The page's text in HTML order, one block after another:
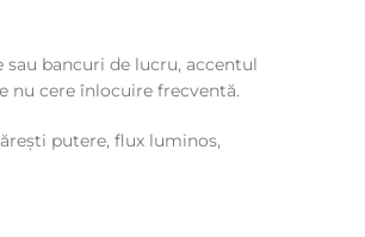
bancuri de lucru, accentul
nu cere înlocuire frecventă.
putere, flux luminos,